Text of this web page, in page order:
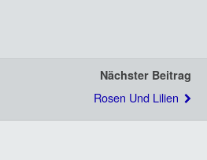
Nächster Beitrag
Rosen Und Lilien